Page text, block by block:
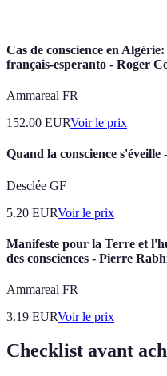
Cas de conscience en
français-esperanto - Roger
Ammareal FR
152.00 EURVoir le prix
Quand la conscience
Desclée GF
5.20 EURVoir le prix
Manifeste pour la Terre et
des consciences - Pierre
Ammareal FR
3.19 EURVoir le prix
Checklist avant